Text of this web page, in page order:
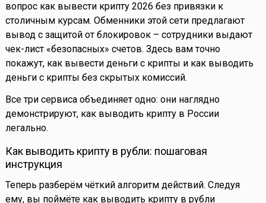
вопрос как вывести крипту 2026 без привязки к
столичным курсам. Обменники этой сети предлагают
вывод с защитой от блокировок – сотрудники выдают
чек-лист «безопасных» счетов. Здесь вам точно
покажут, как вывести деньги с крипты и как выводить
деньги с крипты без скрытых комиссий.
Все три сервиса объединяет одно: они наглядно
демонстрируют, как выводить крипту в России
легально.
Как выводить крипту в рубли: пошаговая
инструкция
Теперь разберём чёткий алгоритм действий. Следуя
ему, вы поймёте как выводить крипту в рубли